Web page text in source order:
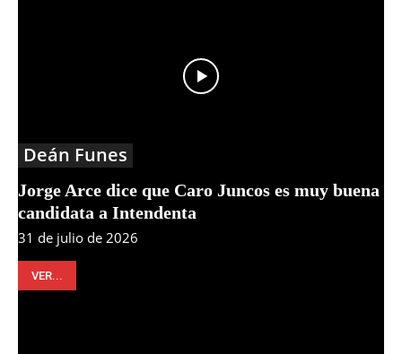
Deán Funes
Jorge Arce dice que Caro Juncos es muy buena
candidata a Intendenta
31 de julio de 2026
VER...